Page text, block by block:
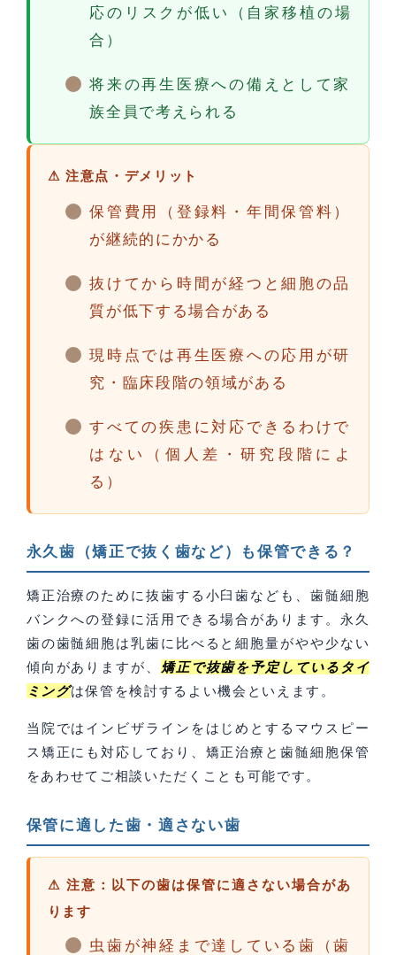
応のリスクが低い（自家移植の場
合）
将来の再生医療への備えとして家
族全員で考えられる
⚠ 注意点・デメリット
保管費用（登録料・年間保管料）
が継続的にかかる
抜けてから時間が経つと細胞の品
質が低下する場合がある
現時点では再生医療への応用が研
究・臨床段階の領域がある
すべての疾患に対応できるわけで
はない（個人差・研究段階によ
る）
永久歯（矯正で抜く歯など）も保管できる？
矯正治療のために抜歯する小臼歯なども、歯髄細胞
バンクへの登録に活用できる場合があります。永久
歯の歯髄細胞は乳歯に比べると細胞量がやや少ない
傾向がありますが、 矯正で抜歯を予定しているタイ
ミングは保管を検討するよい機会といえます。
当院ではインビザラインをはじめとするマウスピー
ス矯正にも対応しており、矯正治療と歯髄細胞保管
をあわせてご相談いただくことも可能です。
保管に適した歯・適さない歯
⚠ 注意：以下の歯は保管に適さない場合があ
ります
虫歯が神経まで達している歯（歯